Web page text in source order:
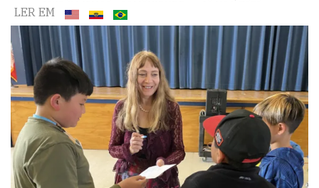
LER EM